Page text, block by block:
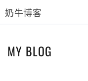
奶牛博客
MY BLOG